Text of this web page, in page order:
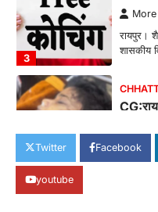
3
रायपुर।
शासकीय
More
रायपुर।
Twitter Facebook
youtube